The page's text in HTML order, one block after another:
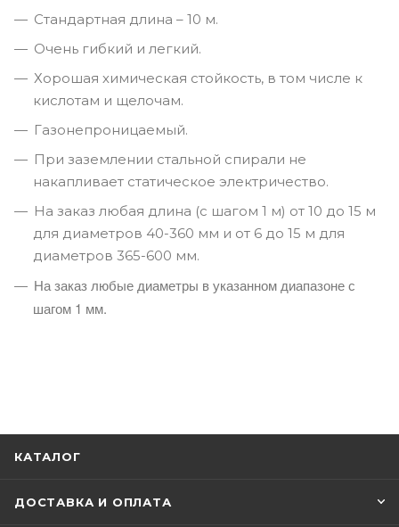
Стандартная длина – 10 м.
Очень гибкий и легкий.
Хорошая химическая стойкость, в том числе к
кислотам и щелочам.
Газонепроницаемый.
При заземлении стальной спирали не
накапливает статическое электричество.
На заказ любая длина (с шагом 1 м) от 10 до 15 м
для диаметров 40-360 мм и от 6 до 15 м для
диаметров 365-600 мм.
На заказ любые диаметры в указанном диапазоне с
шагом 1 мм.
КАТАЛОГ
ДОСТАВКА И ОПЛАТА